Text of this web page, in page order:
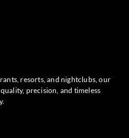
resorts, and nightclubs, our
precision, and timeless